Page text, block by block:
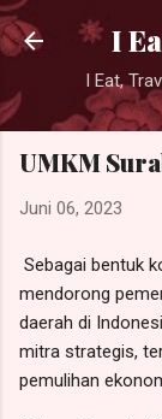
I
I Eat,
UMKM
Juni 06, 2023
Sebagai bentuk
mendorong
daerah di
mitra strategis,
pemulihan